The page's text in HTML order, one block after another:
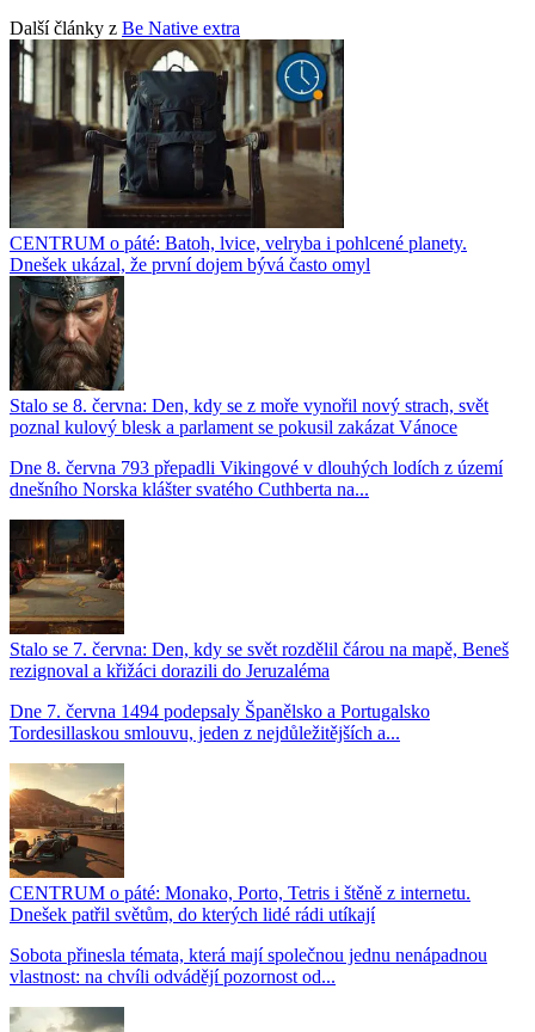
Další články z Be Native extra
CENTRUM o páté: Batoh, lvice, velryba i pohlcené planety.
Dnešek ukázal, že první dojem bývá často omyl
Stalo se 8. června: Den, kdy se z moře vynořil nový strach, svět
poznal kulový blesk a parlament se pokusil zakázat Vánoce
Dne 8. června 793 přepadli Vikingové v dlouhých lodích z území
dnešního Norska klášter svatého Cuthberta na...
Stalo se 7. června: Den, kdy se svět rozdělil čárou na mapě, Beneš
rezignoval a křižáci dorazili do Jeruzaléma
Dne 7. června 1494 podepsaly Španělsko a Portugalsko
Tordesillaskou smlouvu, jeden z nejdůležitějších a...
CENTRUM o páté: Monako, Porto, Tetris i štěně z internetu.
Dnešek patřil světům, do kterých lidé rádi utíkají
Sobota přinesla témata, která mají společnou jednu nenápadnou
vlastnost: na chvíli odvádějí pozornost od...